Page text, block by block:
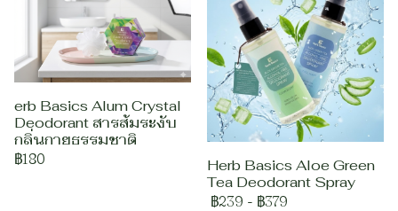
erb Basics Alum Crystal
Deodorant สารส้มระงับ
กลิ่นกายธรรมชาติ
฿180
Herb Basics Aloe Green
Tea Deodorant Spray
฿239 - ฿379